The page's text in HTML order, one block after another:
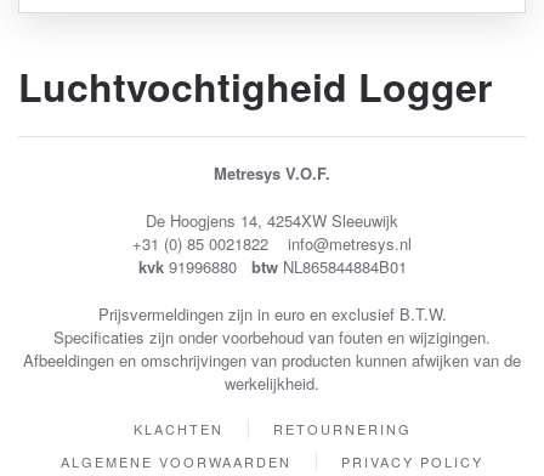
Luchtvochtigheid Logger
Metresys V.O.F.
De Hoogjens 14, 4254XW Sleeuwijk
+31 (0) 85 0021822 info@metresys.nl
kvk 91996880 btw NL865844884B01
Prijsvermeldingen zijn in euro en exclusief B.T.W.
Specificaties zijn onder voorbehoud van fouten en wijzigingen.
Afbeeldingen en omschrijvingen van producten kunnen afwijken van de
werkelijkheid.
KLACHTEN
RETOURNERING
ALGEMENE VOORWAARDEN
PRIVACY POLICY